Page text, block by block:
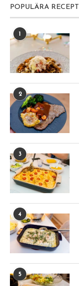
POPULÄRA RECEPT
1
2
3
4
5